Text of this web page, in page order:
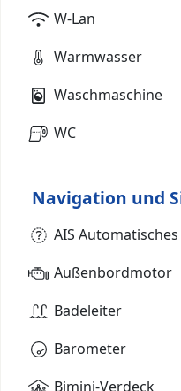
W-Lan
Warmwasser
Waschmaschine
WC
Navigation und
AIS
Außenbordmotor
Badeleiter
Barometer
Bimini-Verdeck